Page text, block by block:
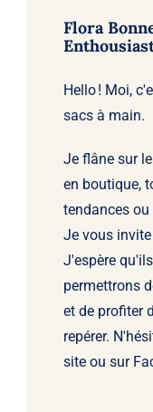
Flora
Hello ! Moi,
sacs à main.
Je flâne sur
en boutique,
tendances
Je vous
J'espère
permettrons
et de profiter
repérer.
site ou sur